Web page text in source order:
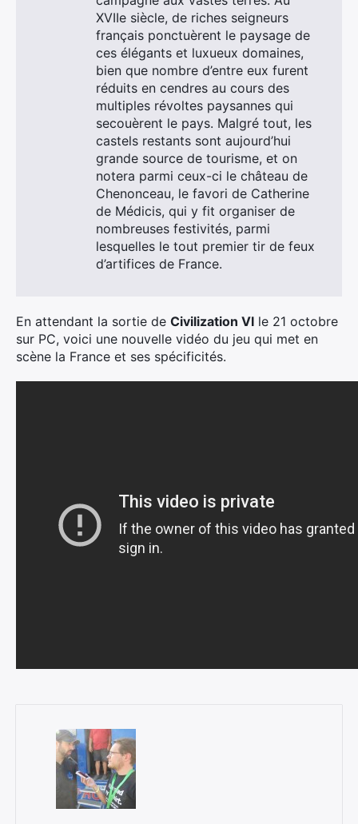
XVIIe siècle, de riches seigneurs
français ponctuèrent le paysage de
ces élégants et luxueux domaines,
bien que nombre d’entre eux furent
réduits en cendres au cours des
multiples révoltes paysannes qui
secouèrent le pays. Malgré tout, les
castels restants sont aujourd’hui
grande source de tourisme, et on
notera parmi ceux-ci le château de
Chenonceau, le favori de Catherine
de Médicis, qui y fit organiser de
nombreuses festivités, parmi
lesquelles le tout premier tir de feux
d’artifices de France.
En attendant la sortie de Civilization VI le 21 octobre
sur PC, voici une nouvelle vidéo du jeu qui met en
scène la France et ses spécificités.